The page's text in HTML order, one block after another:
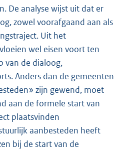
De analyse wijst uit dat er
zowel voorafgaand aan als
Uit het
wel eisen voort ten
van de dialoog,
Anders dan de gemeenten
zijn gewend, moet
aan de formele start van
plaatsvinden
aanbesteden heeft
bij de start van de